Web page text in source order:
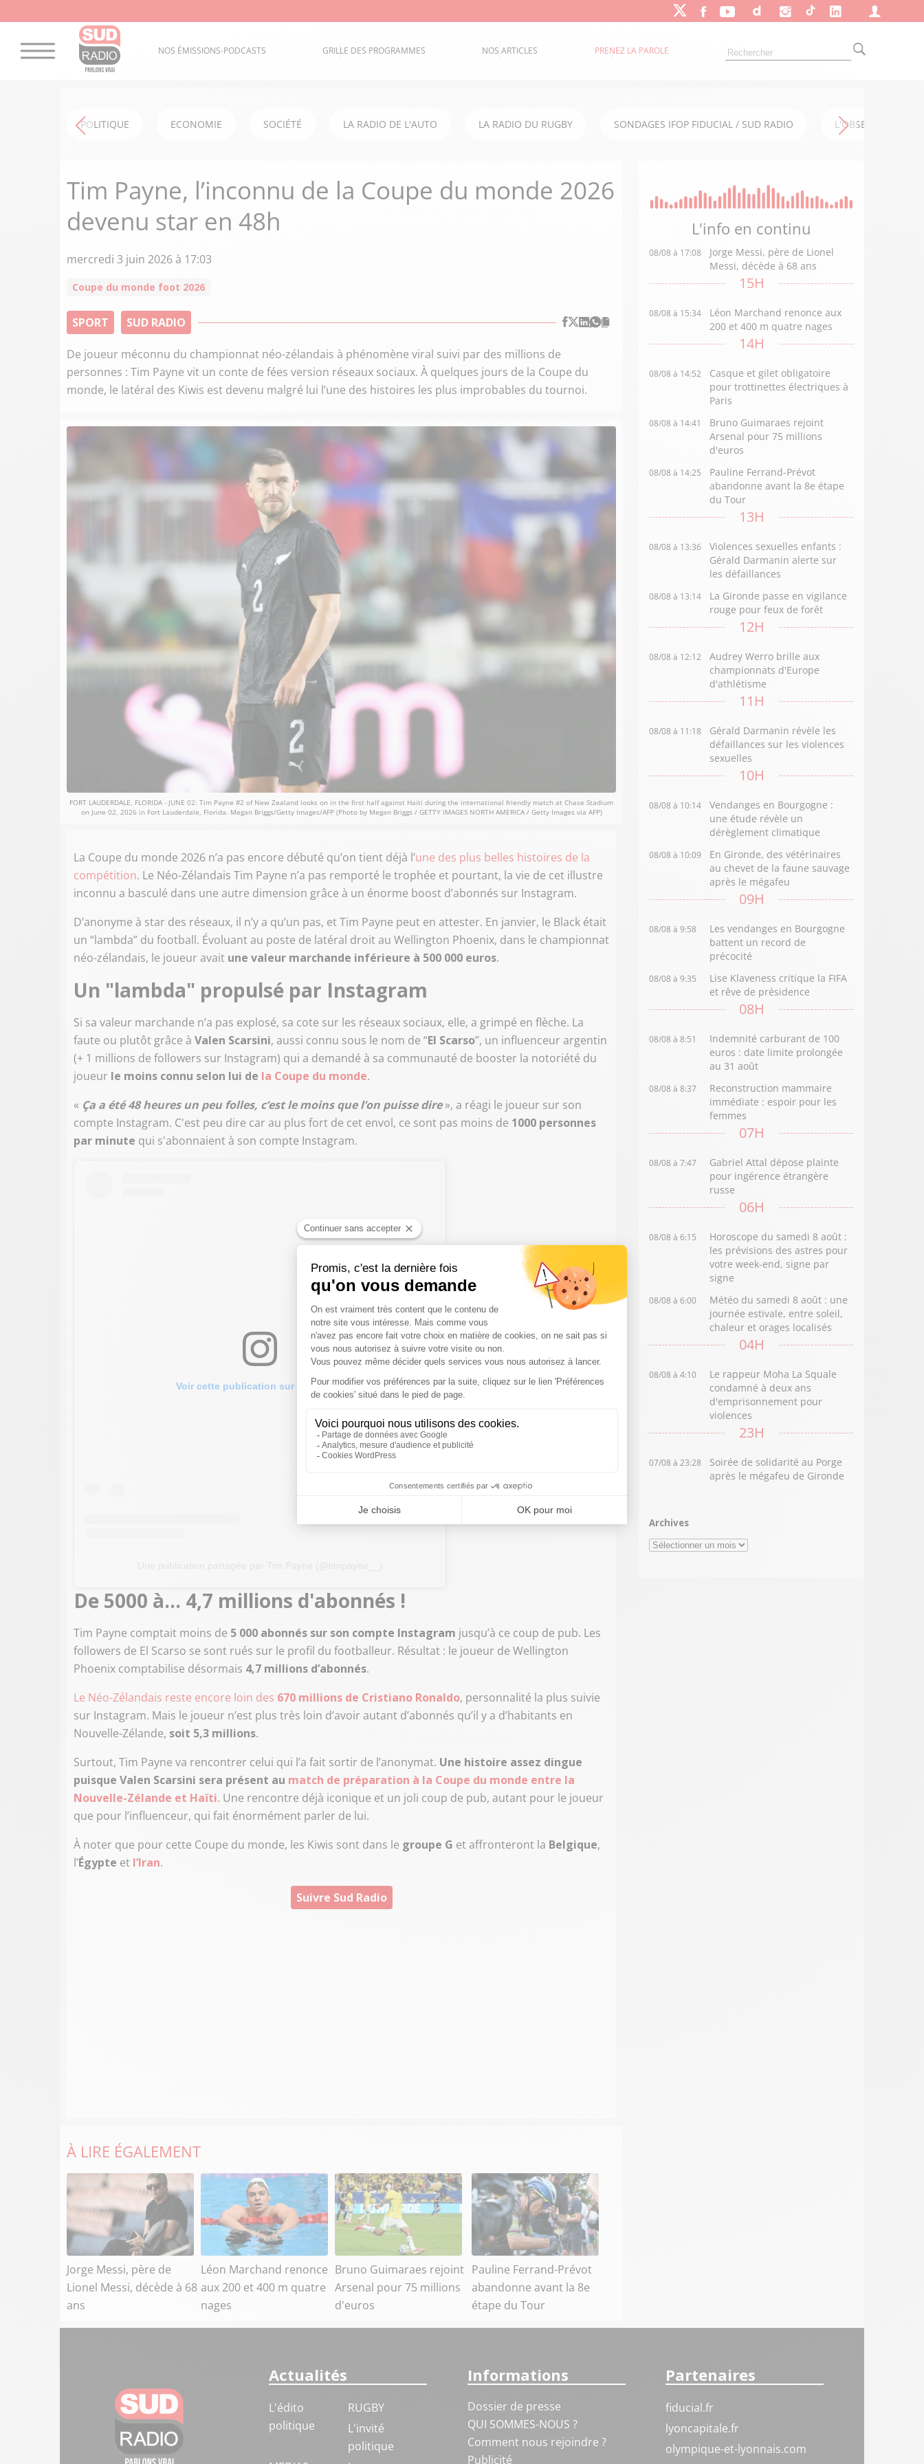
NOS ÉMISSIONS-PODCASTS GRILLE DES PROGRAMMES NOS ARTICLES PRENEZ LA PAROLE
POLITIQUE ECONOMIE SOCIÉTÉ LA RADIO DE L'AUTO LA RADIO DU RUGBY SONDAGES IFOP FIDUCIAL / SUD RADIO L'OBSERVATOIRE
Tim Payne, l’inconnu de la Coupe du monde 2026
devenu star en 48h
mercredi 3 juin 2026 à 17:03
Coupe du monde foot 2026
SPORT SUD RADIO
De joueur méconnu du championnat néo-zélandais à phénomène viral suivi par des millions de
personnes : Tim Payne vit un conte de fées version réseaux sociaux. À quelques jours de la Coupe du
monde, le latéral des Kiwis est devenu malgré lui l’une des histoires les plus improbables du tournoi.
FORT LAUDERDALE, FLORIDA - JUNE 02: Tim Payne #2 of New Zealand looks on in the first half against Haiti during the international friendly match at Chase Stadium
on June 02, 2026 in Fort Lauderdale, Florida. Megan Briggs/Getty Images/AFP (Photo by Megan Briggs / GETTY IMAGES NORTH AMERICA / Getty Images via AFP)
La Coupe du monde 2026 n’a pas encore débuté qu’on tient déjà l’une des plus belles histoires de la
compétition. Le Néo-Zélandais Tim Payne n’a pas remporté le trophée et pourtant, la vie de cet illustre
inconnu a basculé dans une autre dimension grâce à un énorme boost d’abonnés sur Instagram.
D’anonyme à star des réseaux, il n’y a qu’un pas, et Tim Payne peut en attester. En janvier, le Black était
un “lambda” du football. Évoluant au poste de latéral droit au Wellington Phoenix, dans le championnat
néo-zélandais, le joueur avait une valeur marchande inférieure à 500 000 euros.
Un "lambda" propulsé par Instagram
Si sa valeur marchande n’a pas explosé, sa cote sur les réseaux sociaux, elle, a grimpé en flèche. La
faute ou plutôt grâce à Valen Scarsini, aussi connu sous le nom de “El Scarso”, un influenceur argentin
(+ 1 millions de followers sur Instagram) qui a demandé à sa communauté de booster la notoriété du
joueur le moins connu selon lui de la Coupe du monde.
« Ça a été 48 heures un peu folles, c’est le moins que l’on puisse dire», a réagi le joueur sur son
compte Instagram. C'est peu dire car au plus fort de cet envol, ce sont pas moins de 1000 personnes
par minute qui s'abonnaient à son compte Instagram.
Voir cette publication sur Instagram
De 5000 à... 4,7 millions d'abonnés !
Tim Payne comptait moins de 5 000 abonnés sur son compte Instagram jusqu’à ce coup de pub. Les
followers de El Scarso se sont rués sur le profil du footballeur. Résultat : le joueur de Wellington
Phoenix comptabilise désormais 4,7 millions d’abonnés.
Le Néo-Zélandais reste encore loin des 670 millions de Cristiano Ronaldo, personnalité la plus suivie
sur Instagram. Mais le joueur n’est plus très loin d’avoir autant d’abonnés qu’il y a d’habitants en
Nouvelle-Zélande, soit 5,3 millions.
Surtout, Tim Payne va rencontrer celui qui l’a fait sortir de l’anonymat. Une histoire assez dingue
puisque Valen Scarsini sera présent au match de préparation à la Coupe du monde entre la
Nouvelle-Zélande et Haïti. Une rencontre déjà iconique et un joli coup de pub, autant pour le joueur
que pour l’influenceur, qui fait énormément parler de lui.
À noter que pour cette Coupe du monde, les Kiwis sont dans le groupe G et affronteront la Belgique,
l’Égypte et l’Iran.
Suivre Sud Radio
À LIRE ÉGALEMENT
Jorge Messi, père de
Lionel Messi, décède à 68
ans
Léon Marchand renonce
aux 200 et 400 m quatre
nages
Bruno Guimaraes rejoint
Arsenal pour 75 millions
d'euros
Pauline Ferrand-Prévot
abandonne avant la 8e
étape du Tour
L'info en continu
08/08 à 17:08
Jorge Messi, père de Lionel
Messi, décède à 68 ans
15H
08/08 à 15:34
Léon Marchand renonce aux
200 et 400 m quatre nages
14H
08/08 à 14:52
Casque et gilet obligatoire
pour trottinettes électriques à
Paris
08/08 à 14:41
Bruno Guimaraes rejoint
Arsenal pour 75 millions
d'euros
08/08 à 14:25
Pauline Ferrand-Prévot
abandonne avant la 8e étape
du Tour
13H
08/08 à 13:36
Violences sexuelles enfants :
Gérald Darmanin alerte sur
les défaillances
08/08 à 13:14
La Gironde passe en vigilance
rouge pour feux de forêt
12H
08/08 à 12:12
Audrey Werro brille aux
championnats d'Europe
d'athlétisme
11H
08/08 à 11:18
Gérald Darmanin révèle les
défaillances sur les violences
sexuelles
10H
08/08 à 10:14
Vendanges en Bourgogne :
une étude révèle un
dérèglement climatique
08/08 à 10:09
En Gironde, des vétérinaires
au chevet de la faune sauvage
après le mégafeu
09H
08/08 à 9:58
Les vendanges en Bourgogne
battent un record de
précocité
08/08 à 9:35
Lise Klaveness critique la FIFA
et rêve de présidence
08H
08/08 à 8:51
Indemnité carburant de 100
euros : date limite prolongée
au 31 août
08/08 à 8:37
Reconstruction mammaire
immédiate : espoir pour les
femmes
07H
08/08 à 7:47
Gabriel Attal dépose plainte
pour ingérence étrangère
russe
06H
08/08 à 6:15
Horoscope du samedi 8 août :
les prévisions des astres pour
votre week-end, signe par
signe
08/08 à 6:00
Météo du samedi 8 août : une
journée estivale, entre soleil,
chaleur et orages localisés
04H
08/08 à 4:10
Le rappeur Moha La Squale
condamné à deux ans
d'emprisonnement pour
violences
23H
07/08 à 23:28
Soirée de solidarité au Porge
après le mégafeu de Gironde
Archives
Archives
Actualités
L'édito
politique
RUGBY
L'invité
politique
Informations
Dossier de presse
QUI SOMMES-NOUS ?
Comment nous rejoindre ?
Publicité
Partenaires
fiducial.fr
lyoncapitale.fr
olympique-et-lyonnais.com